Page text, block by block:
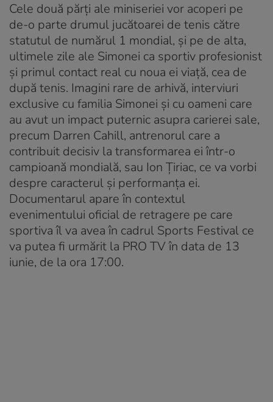
Cele două părți ale miniseriei vor acoperi pe
de-o parte drumul jucătoarei de tenis către
statutul de numărul 1 mondial, și pe de alta,
ultimele zile ale Simonei ca sportiv profesionist
și primul contact real cu noua ei viață, cea de
după tenis. Imagini rare de arhivă, interviuri
exclusive cu familia Simonei și cu oameni care
au avut un impact puternic asupra carierei sale,
precum Darren Cahill, antrenorul care a
contribuit decisiv la transformarea ei într-o
campioană mondială, sau Ion Țiriac, ce va vorbi
despre caracterul și performanța ei.
Documentarul apare în contextul
evenimentului oficial de retragere pe care
sportiva îl va avea în cadrul Sports Festival ce
va putea fi urmărit la PRO TV în data de 13
iunie, de la ora 17:00.